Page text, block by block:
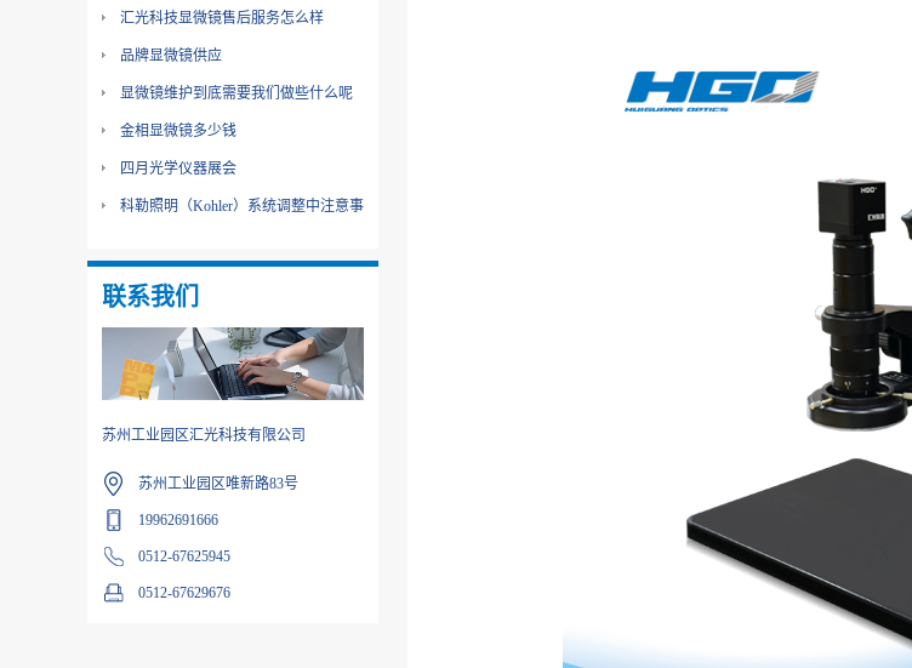
汇光科技显微镜售后服务怎么样
品牌显微镜供应
显微镜维护到底需要我们做些什么呢
金相显微镜多少钱
四月光学仪器展会
科勒照明（Kohler）系统调整中注意事
联系我们
苏州工业园区汇光科技有限公司
苏州工业园区唯新路83号
19962691666
0512-67625945
0512-67629676